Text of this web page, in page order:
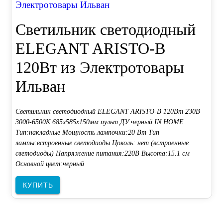
Электротовары Ильван
Светильник светодиодный
ELEGANT ARISTO-B
120Вт из Электротовары
Ильван
Светильник светодиодный ELEGANT ARISTO-B 120Вт 230В
3000-6500K 685х585х150мм пульт ДУ черный IN HOME
Тип:накладные Мощность лампочки:20 Вт Тип
лампы:встроенные светодиоды Цоколь: нет (встроенные
светодиоды) Напряжение питания:220В Высота:15.1 см
Основной цвет:черный
КУПИТЬ